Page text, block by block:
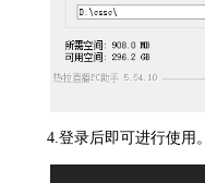
4.登录后即可进行使用。